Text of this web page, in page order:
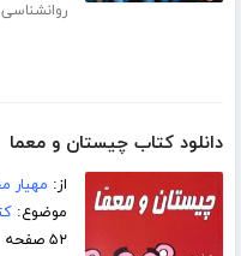
روانشناسی
دانلود کتاب چیستان و معما
از: مهیار
موضوع:
۵۲ صفحه